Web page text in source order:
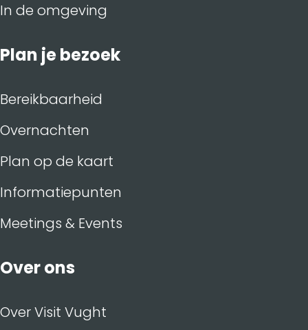
In de omgeving
Plan je bezoek
Bereikbaarheid
Overnachten
Plan op de kaart
Informatiepunten
Meetings & Events
Over ons
Over Visit Vught